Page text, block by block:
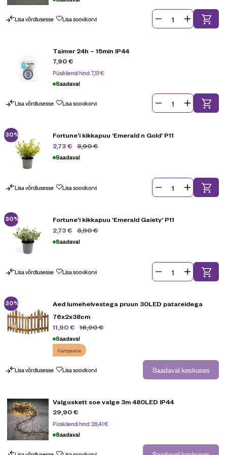
Lisa võrdlusesse Lisa soovikorvi
Taimer 24h – 15min IP44
7,90€
Püsikliendi hind:7,51€
Saadaval
Lisa võrdlusesse Lisa soovikorvi
-30%
Fortune’i kikkapuu ‘Emerald n Gold’ P11
3,90€
2,73€
Saadaval
Lisa võrdlusesse Lisa soovikorvi
-30%
Fortune’i kikkapuu ‘Emerald Gaiety’ P11
3,90€
2,73€
Saadaval
Lisa võrdlusesse Lisa soovikorvi
-30%
Aed lumehelvestega pruun 30LED patareidega
76x2x38cm
16,90€
11,90€
Saadaval
Kampaania
Lisa võrdlusesse Lisa soovikorvi Saadaval keskuses
Valguskett soe valge 3m 480LED IP44
29,90€
Püsikliendi hind:28,41€
Saadaval